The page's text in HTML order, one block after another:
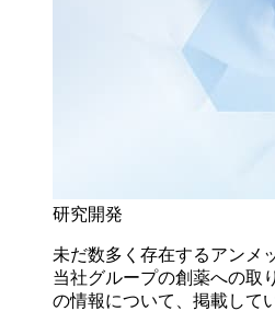
研究開発
未だ数多く存在するアンメ
当社グループの創薬への取
の情報について、掲載して